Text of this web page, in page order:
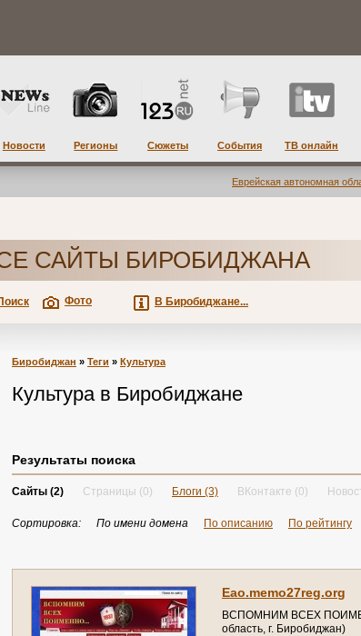
Новости Регионы Сюжеты События ТВ онлайн
Еврейская автономная
САЙТЫ БИРОБИДЖАНА
Фото В Биробиджане...
Биробиджан » Теги » Культура
Культура в Биробиджане
Результаты поиска
Сайты (2) Страницы (0) Блоги (3) ВКонтакте (0)
Сортировка: По имени домена По описанию По рейтингу
Eao.memo27reg.org
ВС ПОМ Н И М ВС ЕХ ПОИ М
область, г. Биробиджан)